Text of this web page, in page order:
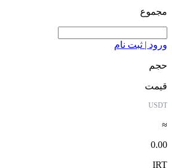
مجموع
ورود | ثبت نام
حجم
قیمت
USDT
≈
0.00
IRT